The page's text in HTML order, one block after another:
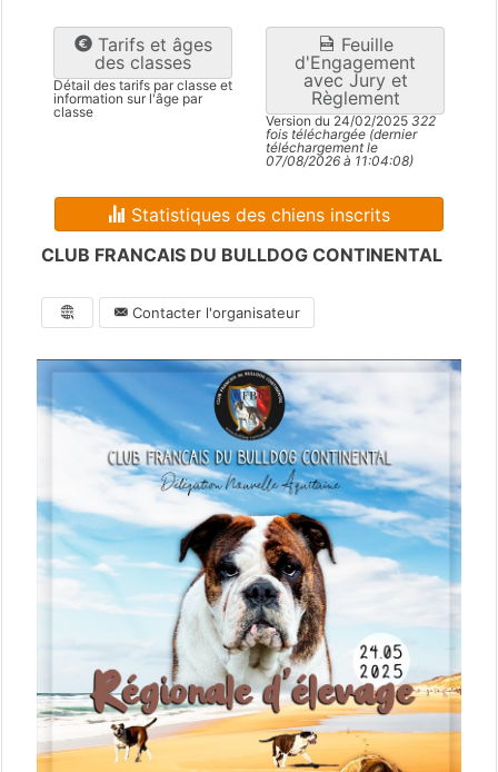
Tarifs et âges
des classes
Détail des tarifs par classe et
information sur l'âge par
classe
Feuille
d'Engagement
avec Jury et
Règlement
Version du 24/02/2025 322
fois téléchargée (dernier
téléchargement le
07/08/2026 à 11:04:08)
Statistiques des chiens inscrits
CLUB FRANCAIS DU BULLDOG CONTINENTAL
Contacter l'organisateur